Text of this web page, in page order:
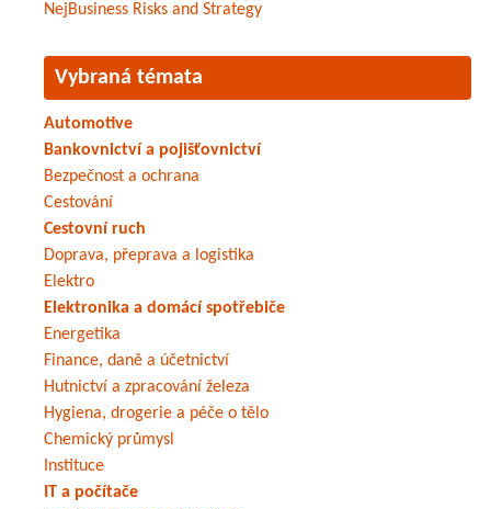
NejBusiness Risks and Strategy
Vybraná témata
Automotive
Bankovnictví a pojišťovnictví
Bezpečnost a ochrana
Cestování
Cestovní ruch
Doprava, přeprava a logistika
Elektro
Elektronika a domácí spotřebiče
Energetika
Finance, daně a účetnictví
Hutnictví a zpracování železa
Hygiena, drogerie a péče o tělo
Chemický průmysl
Instituce
IT a počítače